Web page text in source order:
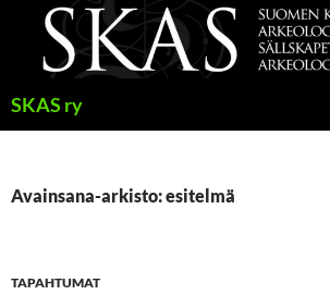
sisältöön
SKAS ry
Avainsana-arkisto: esitelmä
TAPAHTUMAT